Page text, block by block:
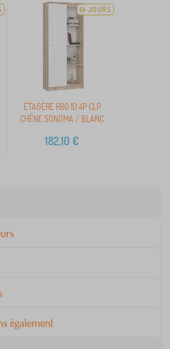
14 JOURS
ÉTAGÈRE R80 1D 4P CLP
CHÊNE SONOMA / BLANC
182,10 €
également